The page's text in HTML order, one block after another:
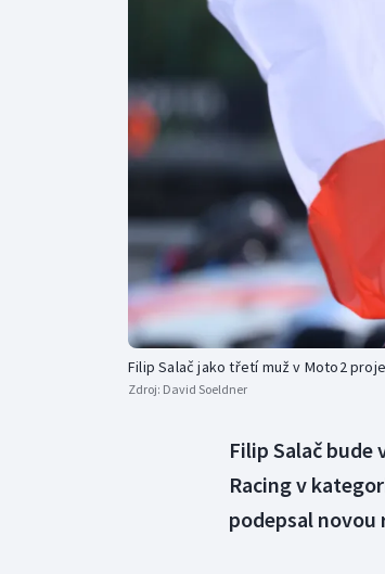
Futsal
Filip Salač jako třetí muž v Moto2
Zdroj: David Soeldner
Filip Salač bude
Racing v
podepsal novou